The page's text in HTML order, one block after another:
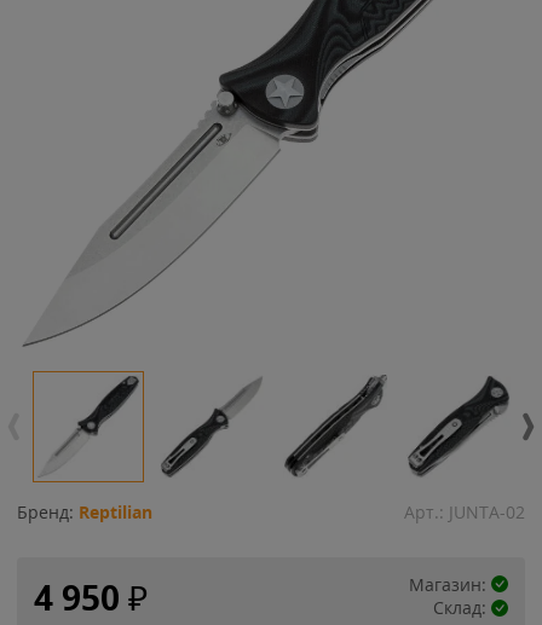
Бренд: Reptilian Арт.: JUNTA-02
4 950 ₽
Магазин:
Склад: